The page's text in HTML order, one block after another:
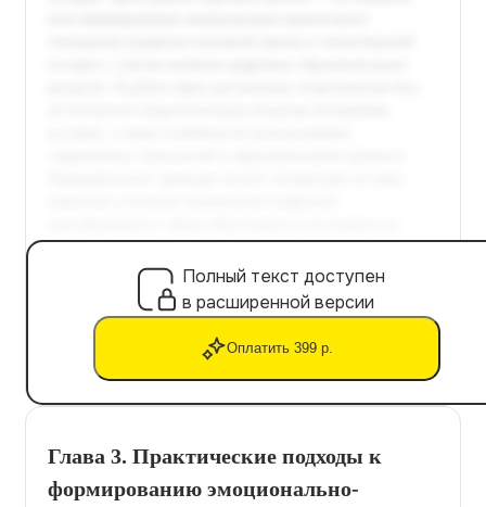
Полный текст доступен
в расширенной версии
Оплатить 399 р.
Глава 3. Практические подходы к
формированию эмоционально-